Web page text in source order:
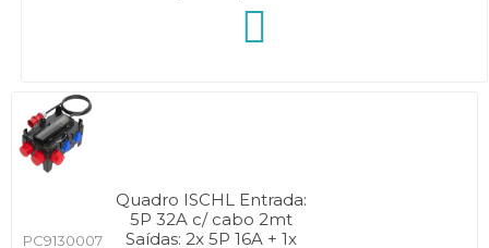
PC9130007
Quadro ISCHL Entrada:
5P 32A c/ cabo 2mt
Saídas: 2x 5P 16A + 1x